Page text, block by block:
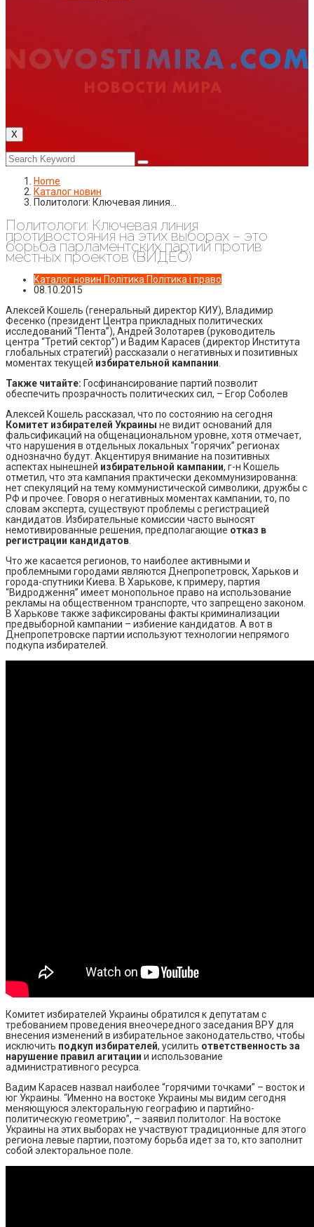
X
Home
Каталог новин
Политологи: Ключевая линия…
Политологи: Ключевая линия
противостояния на этих выборах – это
борьба парламентских партий против
местных проектов (ВИДЕО)
Каталог новин Політика Політика і право
08.10.2015
Алексей Кошель (генеральный директор КИУ), Владимир
Фесенко (президент Центра прикладных политических
исследований “Пента”), Андрей Золотарев (руководитель
центра “Третий сектор”) и Вадим Карасев (директор Института
глобальных стратегий) рассказали о негативных и позитивных
моментах текущей избирательной кампании
Также читайте: Госфинансирование партий позволит
обеспечить прозрачность политических сил, – Егор Соболев
Алексей Кошель рассказал, что по состоянию на сегодня
Комитет избирателей Украины не видит оснований для
фальсификаций на общенациональном уровне, хотя отмечает,
что нарушения в отдельных локальных “горячих” регионах
однозначно будут. Акцентируя внимание на позитивных
аспектах нынешней избирательной кампании, г-н Кошель
отметил, что эта кампания практически декоммунизированна:
нет спекуляций на тему коммунистической символики, дружбы с
РФ и прочее. Говоря о негативных моментах кампании, то, по
словам эксперта, существуют проблемы с регистрацией
кандидатов. Избирательные комиссии часто выносят
немотивированные решения, предполагающие отказ в
регистрации кандидатов
Что же касается регионов, то наиболее активными и
проблемными городами являются Днепропетровск, Харьков и
города-спутники Киева. В Харькове, к примеру, партия
“Видродження” имеет монопольное право на использование
рекламы на общественном транспорте, что запрещено законом.
В Харькове также зафиксированы факты криминализации
предвыборной кампании – избиение кандидатов. А вот в
Днепропетровске партии используют технологии непрямого
подкупа избирателей.
Комитет избирателей Украины обратился к депутатам с
требованием проведения внеочередного заседания ВРУ для
внесения изменений в избирательное законодательство, чтобы
исключить подкуп избирателей, усилить ответственность за
нарушение правил агитации и использование
административного ресурса.
Вадим Карасев назвал наиболее “горячими точками” – восток и
юг Украины. “Именно на востоке Украины мы видим сегодня
меняющуюся электоральную географию и партийно-
политическую геометрию”, – заявил политолог. На востоке
Украины на этих выборах не участвуют традиционные для этого
региона левые партии, поэтому борьба идет за то, кто заполнит
собой электоральное поле.